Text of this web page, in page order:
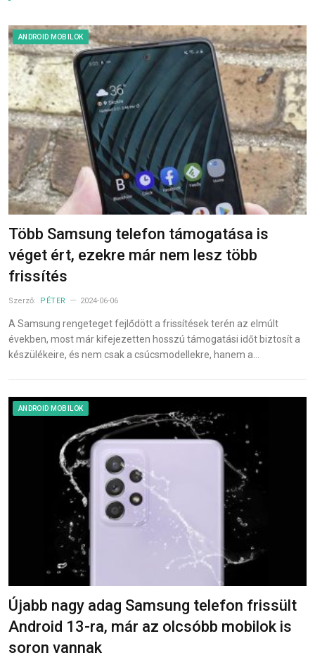
ANDROID MOBILOK
Több Samsung telefon támogatása is
véget ért, ezekre már nem lesz több
frissítés
Szerző: PÉTER 2024-06-06
A Samsung rengeteget fejlődött a frissítések terén az elmúlt
években, most már kifejezetten hosszú támogatási időt biztosít a
készülékeire, és nem csak a csúcsmodellekre, hanem a…
ANDROID MOBILOK
Újabb nagy adag Samsung telefon frissült
Android 13-ra, már az olcsóbb mobilok is
soron vannak